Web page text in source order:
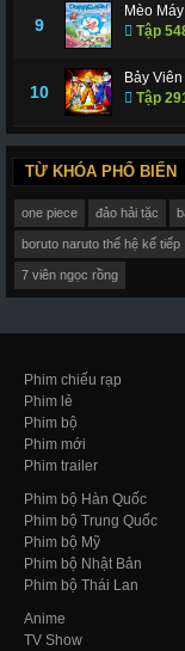
9
Mèo
Tập
10
Bảy
Tập
TỪ KHÓA PHỔ BIẾN
one piece đảo hải tặc
boruto naruto thế hệ kế tiếp
7 viên ngọc rồng
Phim chiếu rạp
Phim lẻ
Phim bộ
Phim mới
Phim trailer
Phim bộ Hàn Quốc
Phim bộ Trung Quốc
Phim bộ Mỹ
Phim bộ Nhật Bản
Phim bộ Thái Lan
Anime
TV Show